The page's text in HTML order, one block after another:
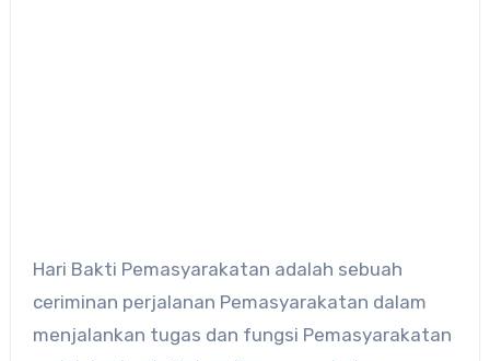
Hari Bakti Pemasyarakatan adalah sebuah
ceriminan perjalanan Pemasyarakatan dalam
menjalankan tugas dan fungsi Pemasyarakatan